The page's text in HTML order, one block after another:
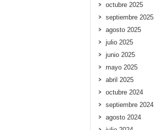
octubre 2025
septiembre 2025
agosto 2025
julio 2025
junio 2025
mayo 2025
abril 2025
octubre 2024
septiembre 2024
agosto 2024